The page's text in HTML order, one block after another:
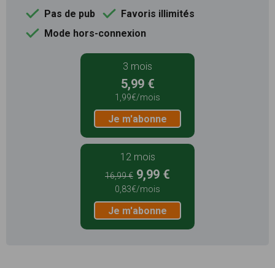
Pas de pub
Favoris illimités
Mode hors-connexion
3 mois
5,99 €
1,99€/mois
Je m'abonne
12 mois
16,99 € 9,99 €
0,83€/mois
Je m'abonne